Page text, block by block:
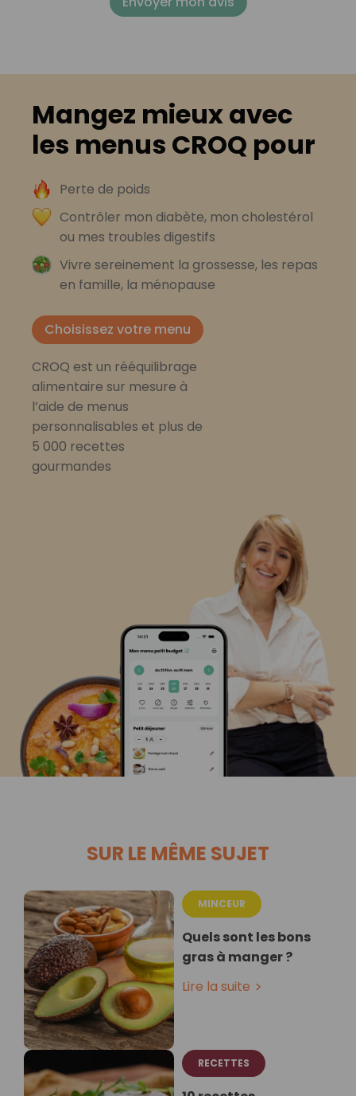
Mangez mieux avec
les menus CROQ pour
Perte de poids
Contrôler mon diabète, mon cholestérol
ou mes troubles digestifs
Vivre sereinement la grossesse, les repas
en famille, la ménopause
Choisissez votre menu
CROQ est un rééquilibrage
alimentaire sur mesure à
l’aide de menus
personnalisables et plus de
5 000 recettes
gourmandes
SUR LE MÊME SUJET
MINCEUR
Quels sont les bons
gras à manger ?
Lire la suite
RECETTES